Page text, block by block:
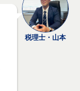
税理士・山本